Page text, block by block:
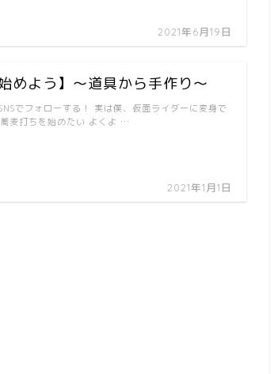
2021年6月19日
めよう】～道具から手作り～
2021年1月1日
でフォローする！ 実は僕、仮面ライダーに変身で
麦打ちを始めたい よくよ …